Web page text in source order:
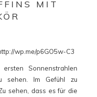
MIT
Sonnenstrahlen
sehen. Im Gefühl zu
sehen, dass es für die